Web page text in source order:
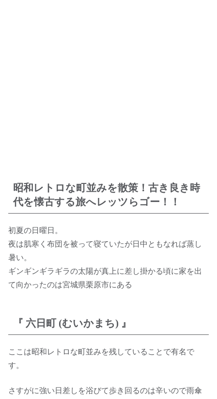
昭和レトロな町並みを散策！古き良き時
代を懐古する旅へレッツらゴー！！
初夏の日曜日。
夜は肌寒く布団を被って寝ていたが日中ともなれば蒸し
暑い。
ギンギンギラギラの太陽が真上に差し掛かる頃に家を出
て向かったのは宮城県栗原市にある
『 六日町 (むいかまち) 』
ここは昭和レトロな町並みを残していることで有名で
す。
さすがに強い日差しを浴びて歩き回るのは辛いので雨傘